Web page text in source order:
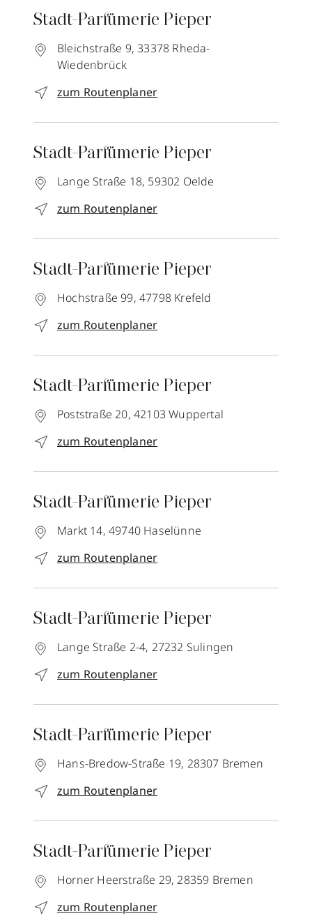
Stadt-Parfümerie Pieper
Bleichstraße 9, 33378 Rheda-
Wiedenbrück
zum Routenplaner
Stadt-Parfümerie Pieper
Lange Straße 18, 59302 Oelde
zum Routenplaner
Stadt-Parfümerie Pieper
Hochstraße 99, 47798 Krefeld
zum Routenplaner
Stadt-Parfümerie Pieper
Poststraße 20, 42103 Wuppertal
zum Routenplaner
Stadt-Parfümerie Pieper
Markt 14, 49740 Haselünne
zum Routenplaner
Stadt-Parfümerie Pieper
Lange Straße 2-4, 27232 Sulingen
zum Routenplaner
Stadt-Parfümerie Pieper
Hans-Bredow-Straße 19, 28307 Bremen
zum Routenplaner
Stadt-Parfümerie Pieper
Horner Heerstraße 29, 28359 Bremen
zum Routenplaner